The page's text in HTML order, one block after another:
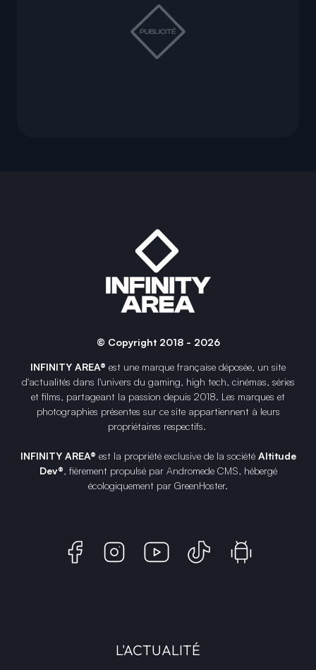
© Copyright 2018 - 2026
INFINITY AREA® est une marque française déposée, un site
d'actualités dans l'univers du gaming, high tech, cinémas, séries
et films, partageant la passion depuis 2018. Les marques et
photographies présentes sur ce site appartiennent à leurs
propriétaires respectifs.
INFINITY AREA® est la propriété exclusive de la société Altitude
Dev®, fièrement propulsé par Andromede CMS, hébergé
écologiquement par GreenHoster.
L'ACTUALITÉ